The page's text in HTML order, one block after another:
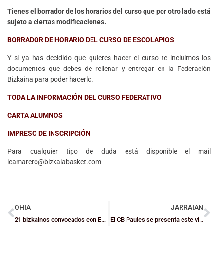
Tienes el borrador de los horarios del curso que por otro lado está
sujeto a ciertas modificaciones.
BORRADOR DE HORARIO DEL CURSO DE ESCOLAPIOS
Y si ya has decidido que quieres hacer el curso te incluimos los
documentos que debes de rellenar y entregar en la Federación
Bizkaina para poder hacerlo.
TODA LA INFORMACIÓN DEL CURSO FEDERATIVO
CARTA ALUMNOS
IMPRESO DE INSCRIPCIÓN
Para cualquier tipo de duda está disponible el mail
icamarero@bizkaiabasket.com
OHIA
21 bizkainos convocados con Euskadi Infantil y Mini
JARRAIAN
El CB Paules se presenta este viernes